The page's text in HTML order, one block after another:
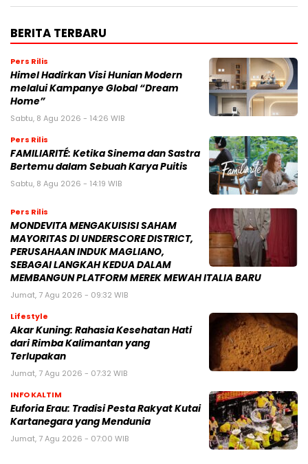
BERITA TERBARU
Pers Rilis
Himel Hadirkan Visi Hunian Modern
melalui Kampanye Global “Dream
Home”
Sabtu, 8 Agu 2026 - 14:26 WIB
Pers Rilis
FAMILIARITÉ: Ketika Sinema dan Sastra
Bertemu dalam Sebuah Karya Puitis
Sabtu, 8 Agu 2026 - 14:19 WIB
Pers Rilis
MONDEVITA MENGAKUISISI SAHAM
MAYORITAS DI UNDERSCORE DISTRICT,
PERUSAHAAN INDUK MAGLIANO,
SEBAGAI LANGKAH KEDUA DALAM
MEMBANGUN PLATFORM MEREK MEWAH ITALIA BARU
Jumat, 7 Agu 2026 - 09:32 WIB
Lifestyle
Akar Kuning: Rahasia Kesehatan Hati
dari Rimba Kalimantan yang
Terlupakan
Jumat, 7 Agu 2026 - 07:32 WIB
INFO KALTIM
Euforia Erau: Tradisi Pesta Rakyat Kutai
Kartanegara yang Mendunia
Jumat, 7 Agu 2026 - 07:00 WIB